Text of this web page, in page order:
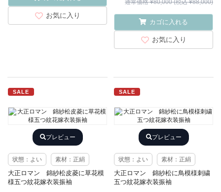
お気に入り
通常価格 ¥80,000 (税込 ¥88,000)
カゴに入れる
お気に入り
SALE
プレビュー
状態：よい 素材：正絹
大正ロマン 錦紗松皮菱に草花模
様五つ紋花嫁衣装振袖
SALE
プレビュー
状態：よい 素材：正絹
大正ロマン 錦紗松に鳥模様刺繍
五つ紋花嫁衣装振袖